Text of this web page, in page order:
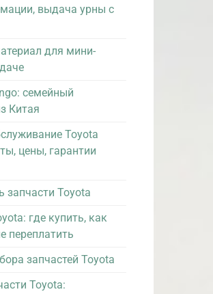
выдача урны с
для мини-
семейный
Китая
Toyota
цены, гарантии
запчасти Toyota
где купить, как
переплатить
запчастей Toyota
Toyota: